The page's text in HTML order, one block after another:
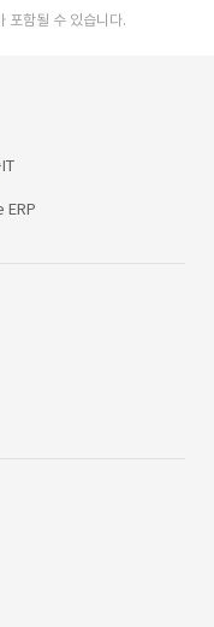
포함될 수 있습니다.
ERP